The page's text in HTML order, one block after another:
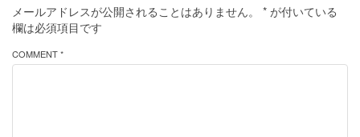
メールアドレスが公開されることはありません。 * が付いている
欄は必須項目です
COMMENT *